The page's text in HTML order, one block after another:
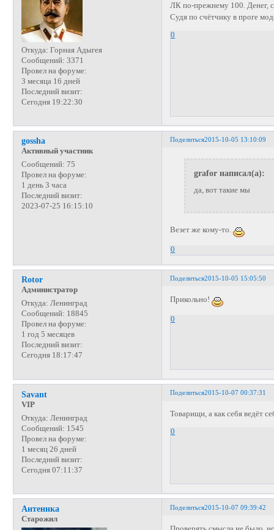
Откуда: Горная Адыгея
Сообщений: 3371
Провел на форуме:
3 месяца 16 дней
Последний визит:
Сегодня 19:22:30
ЛК по-прежнему 100. Денег,
Судя по счётчику в проге
0
Поделиться2015-10-05 13:10:09
gossha
Активный участник
Сообщений: 75
Провел на форуме:
1 день 3 часа
Последний визит:
2023-07-25 16:15:10
grafor написал(а):
да, вот такие мы
Везет же кому-то.
0
Поделиться2015-10-05 15:05:50
Rotor
Администратор
Откуда: Ленинград
Сообщений: 18845
Провел на форуме:
1 год 5 месяцев
Последний визит:
Сегодня 18:17:47
Прикольно!
0
Поделиться2015-10-07 00:37:31
Savant
VIP
Откуда: Ленинград
Сообщений: 1545
Провел на форуме:
1 месяц 26 дней
Последний визит:
Сегодня 07:11:37
Товарищи, а как себя ведёт
0
Поделиться2015-10-07 09:39:42
Антеннка
Старожил